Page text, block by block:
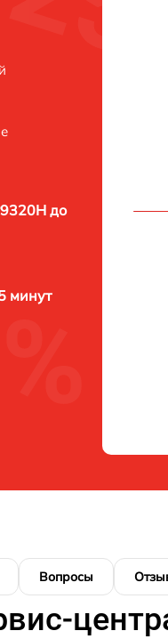
до
минут
Вопросы